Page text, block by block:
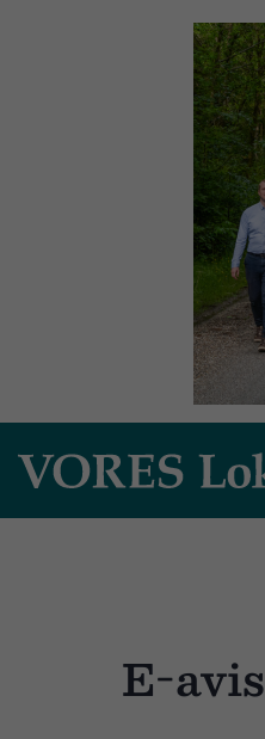
E-avis